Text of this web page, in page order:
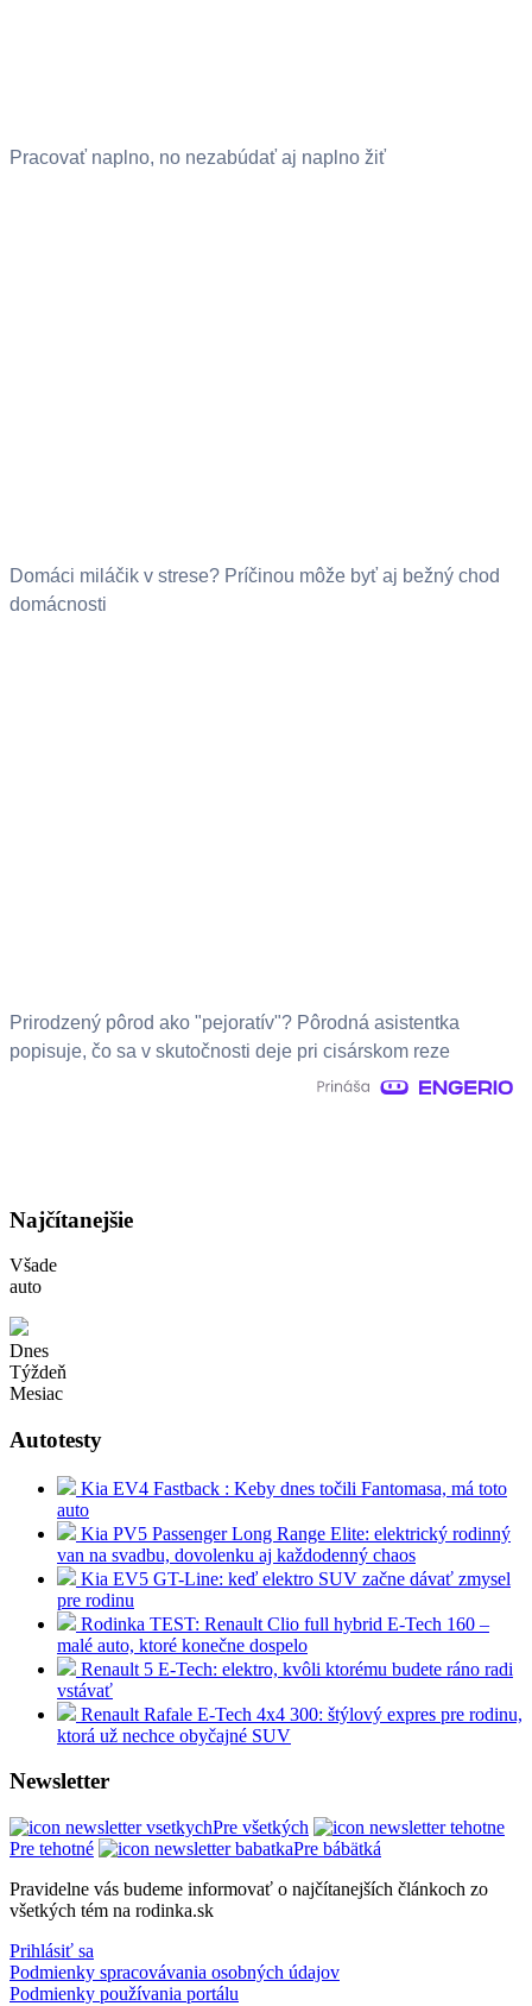
Pracovať naplno, no nezabúdať aj naplno žiť
Domáci miláčik v strese? Príčinou môže byť aj bežný chod
domácnosti
Prirodzený pôrod ako "pejoratív"? Pôrodná asistentka
popisuje, čo sa v skutočnosti deje pri cisárskom reze
Najčítanejšie
Všade
auto
Dnes
Týždeň
Mesiac
Autotesty
Kia EV4 Fastback : Keby dnes točili Fantomasa, má toto
auto
Kia PV5 Passenger Long Range Elite: elektrický rodinný
van na svadbu, dovolenku aj každodenný chaos
Kia EV5 GT-Line: keď elektro SUV začne dávať zmysel
pre rodinu
Rodinka TEST: Renault Clio full hybrid E-Tech 160 –
malé auto, ktoré konečne dospelo
Renault 5 E-Tech: elektro, kvôli ktorému budete ráno radi
vstávať
Renault Rafale E-Tech 4x4 300: štýlový expres pre rodinu,
ktorá už nechce obyčajné SUV
Newsletter
Pre všetkých
Pre tehotné
Pre bábätká
Pravidelne vás budeme informovať o najčítanejších článkoch zo
všetkých tém na rodinka.sk
Prihlásiť sa
Podmienky spracovávania osobných údajov
Podmienky používania portálu